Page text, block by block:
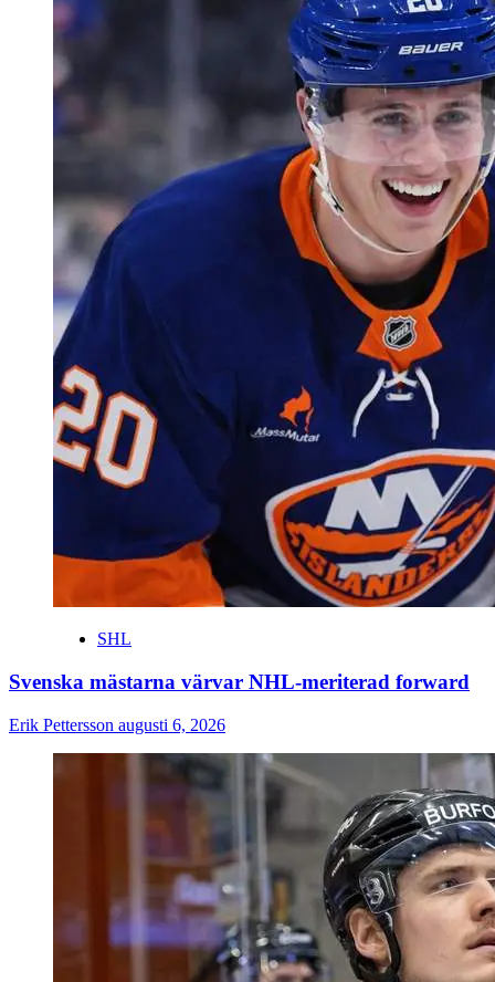
SHL
Svenska mästarna värvar NHL-meriterad forward
Erik Pettersson augusti 6, 2026